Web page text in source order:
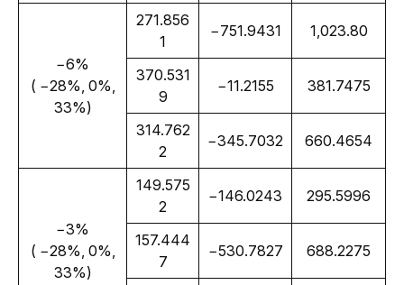
−6%
33%)
271.856
1
−751.9431 1,023.80
370.531
9
−11.2155 381.7475
314.762
2
−345.7032 660.4654
−3%
33%)
149.575
2
−146.0243 295.5996
157.444
7
−530.7827 688.2275